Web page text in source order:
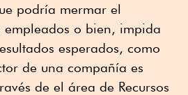
podría mermar el
empleados o bien, impida
esperados, como
de una compañía es
de el área de Recursos